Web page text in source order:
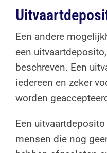
Een andere
een
beschreven. Een
iedereen en zeker
worden
Een
mensen die nog